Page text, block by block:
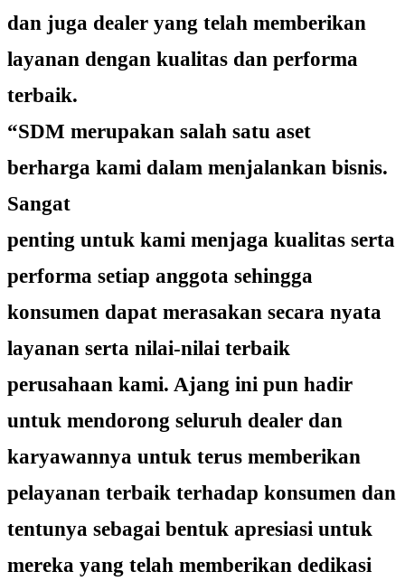
dan juga dealer yang telah memberikan
layanan dengan kualitas dan performa
terbaik.
“SDM merupakan salah satu aset
berharga kami dalam menjalankan bisnis.
Sangat
penting untuk kami menjaga kualitas serta
performa setiap anggota sehingga
konsumen dapat merasakan secara nyata
layanan serta nilai-nilai terbaik
perusahaan kami. Ajang ini pun hadir
untuk mendorong seluruh dealer dan
karyawannya untuk terus memberikan
pelayanan terbaik terhadap konsumen dan
tentunya sebagai bentuk apresiasi untuk
mereka yang telah memberikan dedikasi